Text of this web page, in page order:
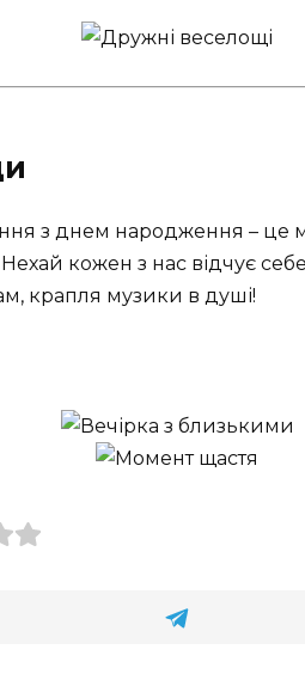
з днем народження – це
кожен з нас відчує
крапля музики в душі!